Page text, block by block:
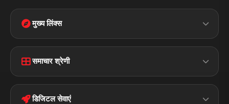
मुख्य लिंक्स
Disclaimer
Terms &
समाचार श्रेणी
डिजिटल सेवाएं